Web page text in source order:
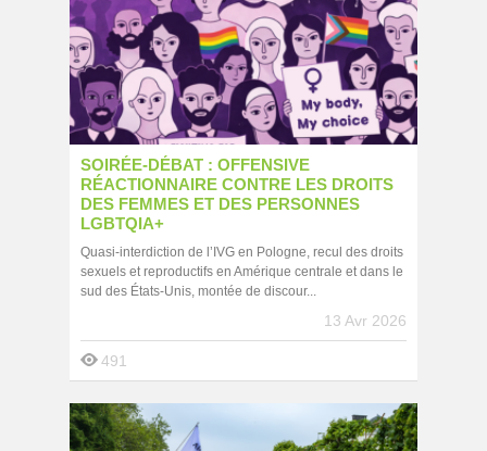
SOIRÉE-DÉBAT : OFFENSIVE
RÉACTIONNAIRE CONTRE LES DROITS
DES FEMMES ET DES PERSONNES
LGBTQIA+
Quasi-interdiction de l’IVG en Pologne, recul des droits
sexuels et reproductifs en Amérique centrale et dans le
sud des États-Unis, montée de discour...
13 Avr 2026
491